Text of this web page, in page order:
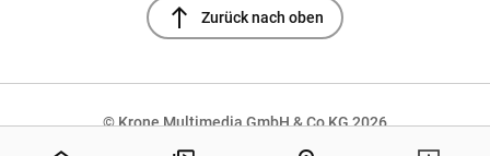
north Zurück nach oben
© Krone Multimedia GmbH & Co KG 2026
Muthgasse 2, 1190 Wien